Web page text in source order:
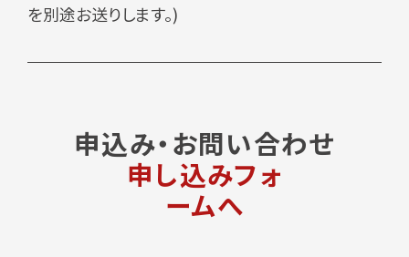
を別途お送りします。)
申込み・お問い合わせ
申し込みフォ
ームへ